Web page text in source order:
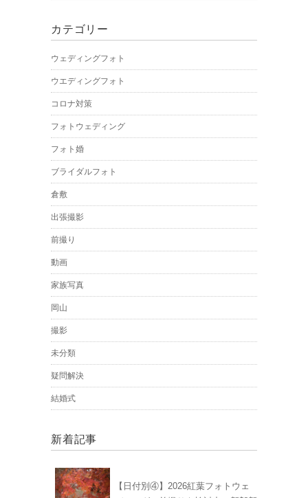
カテゴリー
ウェディングフォト
ウエディングフォト
コロナ対策
フォトウェディング
フォト婚
ブライダルフォト
倉敷
出張撮影
前撮り
動画
家族写真
岡山
撮影
未分類
疑問解決
結婚式
新着記事
【日付別④】2026紅葉フォトウェ